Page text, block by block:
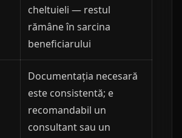
cheltuieli — restul
rămâne în sarcina
beneficiarului
Documentația necesară
este consistentă; e
recomandabil un
consultant sau un